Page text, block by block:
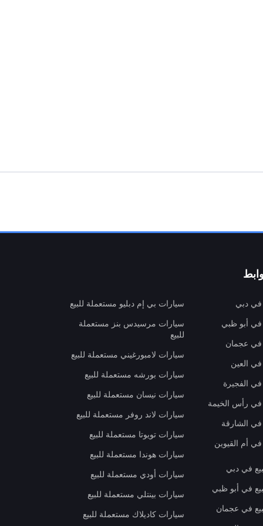
في دبي
في أبو ظبي
في عجمان
في العين
في الفجيرة
في رأس الخيمة
في الشارقة
أم القيوين
في دبي
في أبو ظبي
في عجمان
سيارات بي إم دبليو مستعملة للبيع
سيارات مرسيدس بنز مستعملة
للبيع
سيارات لامبورغيني مستعملة للبيع
سيارات بورشه مستعملة للبيع
سيارات نيسان مستعملة للبيع
سيارات لاند روفر مستعملة للبيع
سيارات تويوتا مستعملة للبيع
سيارات هوندا مستعملة للبيع
سيارات أودي مستعملة للبيع
سيارات بينتلي مستعملة للبيع
سيارات كاديلاك مستعملة للبيع